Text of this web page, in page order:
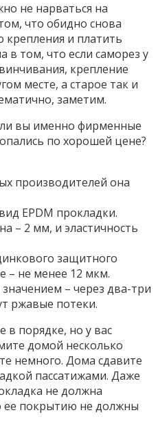
не нарваться на
что обидно снова
крепления и платить
в том, что если саморез у
крепление
месте, а старое так и
заметим.
вы именно фирменные
по хорошей цене?
производителей она
EPDM прокладки.
– 2 мм, и эластичность
защитного
– не менее 12 мкм.
– через два-три
ржавые потеки.
в порядке, но у вас
домой несколько
немного. Дома сдавите
пассатижами. Даже
не должна
ее покрытию не должны